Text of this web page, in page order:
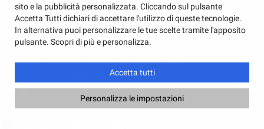
3.Aggiungi l'assicurazione
L'importo del premio è finanziato nel prestito. Tutela il tuo
rimborso. Maggiori informazioni sulla polizza.
sito e la pubblicità personalizzata. Cliccando sul pulsante
Accetta Tutti dichiari di accettare l'utilizzo di queste tecnologie.
In alternativa puoi personalizzare le tue scelte tramite l'apposito
pulsante. Scopri di più e personalizza.
Accetta tutti
Personalizza le impostazioni